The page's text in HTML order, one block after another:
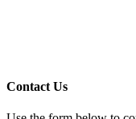
Contact Us